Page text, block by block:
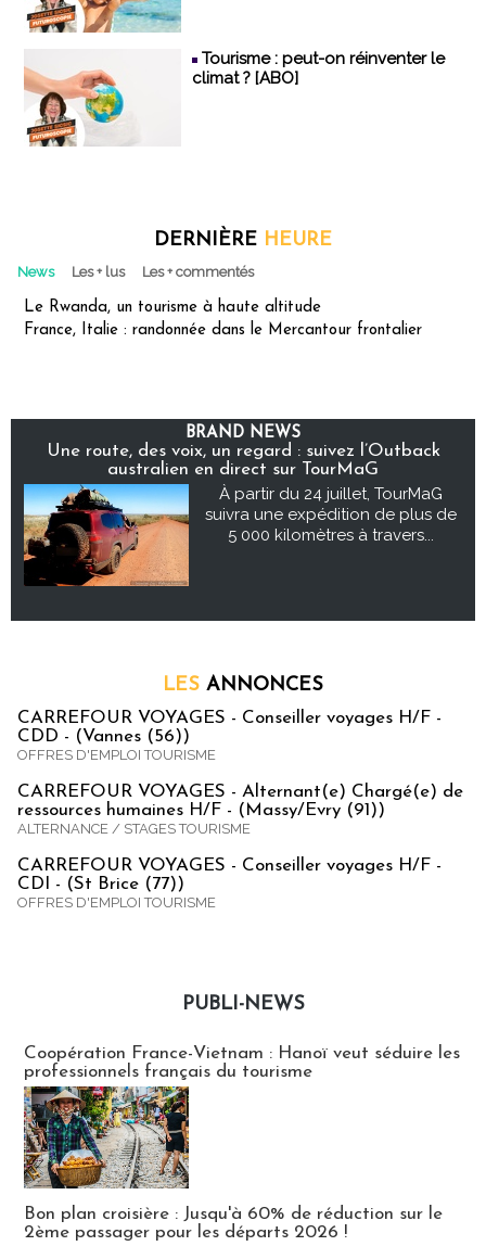
Tourisme : peut-on réinventer le
climat ? [ABO]
DERNIÈRE HEURE
News Les + lus Les + commentés
Le Rwanda, un tourisme à haute altitude
France, Italie : randonnée dans le Mercantour frontalier
BRAND NEWS
Une route, des voix, un regard : suivez l’Outback
australien en direct sur TourMaG
À partir du 24 juillet, TourMaG
suivra une expédition de plus de
5 000 kilomètres à travers...
LES ANNONCES
CARREFOUR VOYAGES - Conseiller voyages H/F -
CDD - (Vannes (56))
OFFRES D'EMPLOI TOURISME
CARREFOUR VOYAGES - Alternant(e) Chargé(e) de
ressources humaines H/F - (Massy/Evry (91))
ALTERNANCE / STAGES TOURISME
CARREFOUR VOYAGES - Conseiller voyages H/F -
CDI - (St Brice (77))
OFFRES D'EMPLOI TOURISME
PUBLI-NEWS
Coopération France-Vietnam : Hanoï veut séduire les
professionnels français du tourisme
Bon plan croisière : Jusqu'à 60% de réduction sur le
2ème passager pour les départs 2026 !